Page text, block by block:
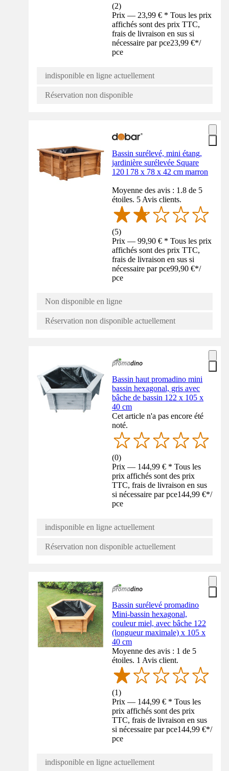
(2)
Prix — 23,99 € * Tous les prix
affichés sont des prix TTC,
frais de livraison en sus si
nécessaire par pce23,99 €*/
pce
indisponible en ligne actuellement
Réservation non disponible
Bassin surélevé, mini étang,
jardinière surélevée Square
120 l 78 x 78 x 42 cm marron
Moyenne des avis : 1.8 de 5
étoiles. 5 Avis clients.
(5)
Prix — 99,90 € * Tous les prix
affichés sont des prix TTC,
frais de livraison en sus si
nécessaire par pce99,90 €*/
pce
Non disponible en ligne
Réservation non disponible actuellement
Bassin haut promadino mini
bassin hexagonal, gris avec
bâche de bassin 122 x 105 x
40 cm
Cet article n'a pas encore été
noté.
(0)
Prix — 144,99 € * Tous les
prix affichés sont des prix
TTC, frais de livraison en sus
si nécessaire par pce144,99 €*/
pce
indisponible en ligne actuellement
Réservation non disponible actuellement
Bassin surélevé promadino
Mini-bassin hexagonal,
couleur miel, avec bâche 122
(longueur maximale) x 105 x
40 cm
Moyenne des avis : 1 de 5
étoiles. 1 Avis client.
(1)
Prix — 144,99 € * Tous les
prix affichés sont des prix
TTC, frais de livraison en sus
si nécessaire par pce144,99 €*/
pce
indisponible en ligne actuellement